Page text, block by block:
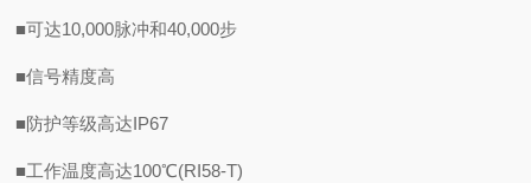
■可达10,000脉冲和40,000步
■信号精度高
■防护等级高达IP67
■工作温度高达100℃(RI58-T)